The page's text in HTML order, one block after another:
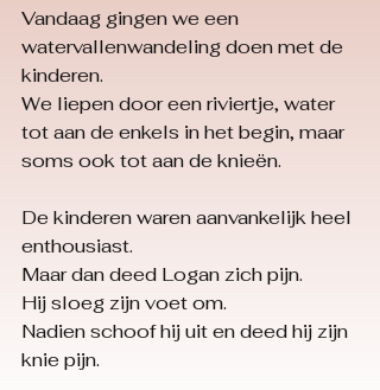
Vandaag gingen we een
watervallenwandeling doen met de
kinderen.
We liepen door een riviertje, water
tot aan de enkels in het begin, maar
soms ook tot aan de knieën.
De kinderen waren aanvankelijk heel
enthousiast.
Maar dan deed Logan zich pijn.
Hij sloeg zijn voet om.
Nadien schoof hij uit en deed hij zijn
knie pijn.